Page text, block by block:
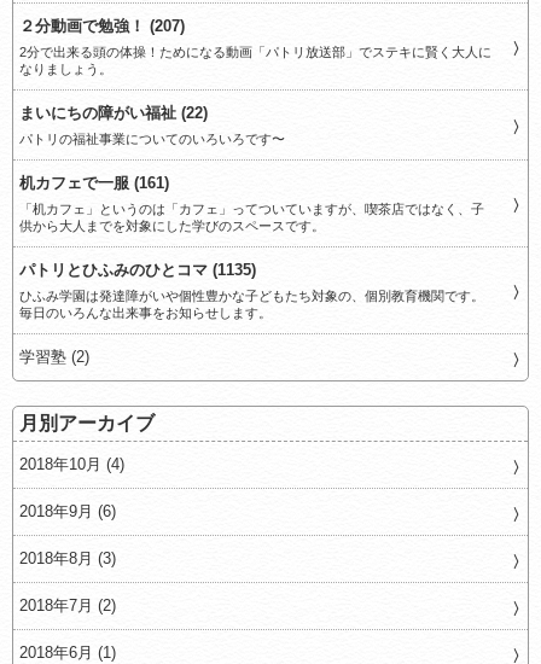
２分動画で勉強！ (207)
2分で出来る頭の体操！ためになる動画「パトリ放送部」でステキに賢く大人に
なりましょう。
まいにちの障がい福祉 (22)
パトリの福祉事業についてのいろいろです〜
机カフェで一服 (161)
「机カフェ」というのは「カフェ」ってついていますが、喫茶店ではなく、子
供から大人までを対象にした学びのスペースです。
パトリとひふみのひとコマ (1135)
ひふみ学園は発達障がいや個性豊かな子どもたち対象の、個別教育機関です。
毎日のいろんな出来事をお知らせします。
学習塾 (2)
月別アーカイブ
2018年10月 (4)
2018年9月 (6)
2018年8月 (3)
2018年7月 (2)
2018年6月 (1)